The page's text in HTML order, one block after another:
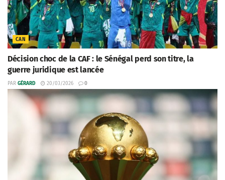
CAN
Décision choc de la CAF : le Sénégal perd son titre, la
guerre juridique est lancée
PAR GÉRARD 20/03/2026 0